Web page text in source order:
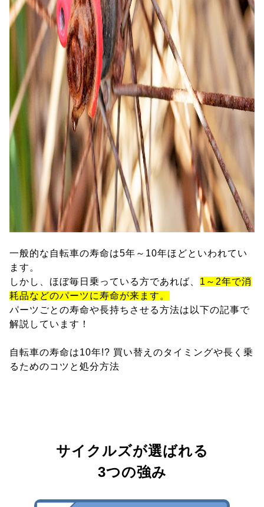
一般的な自転車の寿命は5年～10年ほどといわれてい
ます。
しかし、ほぼ毎日乗っている方であれば、 1～2年で消
耗品などのパーツに寿命が来ます。
パーツごとの寿命や長持ちさせる方法は以下の記事で
解説しています！
自転車の寿命は10年!? 買い替えのタイミングや長く乗
るためのコツと処分方法
サイクルズが選ばれる
3つの強み